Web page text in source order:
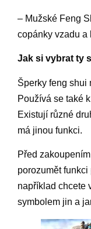
– Mužské Feng
copánky vzadu a
Jak si vybrat ty
Šperky feng shui
Používá se také
Existují různé
má jinou funkci.
Před
porozumět
například chcete
symbolem jin a